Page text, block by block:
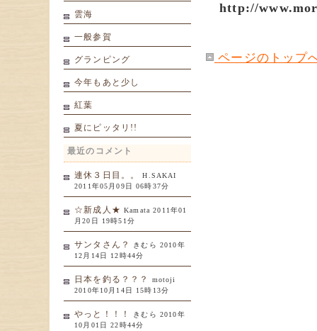
雲海
一般参賀
グランピング
今年もあと少し
紅葉
夏にピッタリ!!
最近のコメント
連休３日目。。 H.SAKAI
2011年05月09日 06時37分
☆新成人★ Kamata 2011年01
月20日 19時51分
サンタさん？ きむら 2010年
12月14日 12時44分
日本を釣る？？？ motoji
2010年10月14日 15時13分
やっと！！！ きむら 2010年
10月01日 22時44分
http://
ページのトップ